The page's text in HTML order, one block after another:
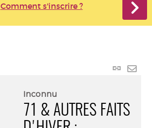
Comment s'inscrire ?
Lien
Inconnu
71 & AUTRES FAITS